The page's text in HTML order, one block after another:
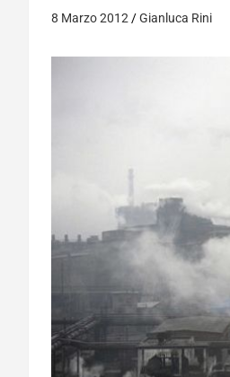
8 Marzo 2012 Gianluca Rini